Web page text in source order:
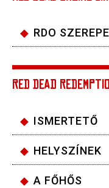
RDO
RED DEAD
ISMERTETŐ
HELYSZÍNEK
A FŐHŐS